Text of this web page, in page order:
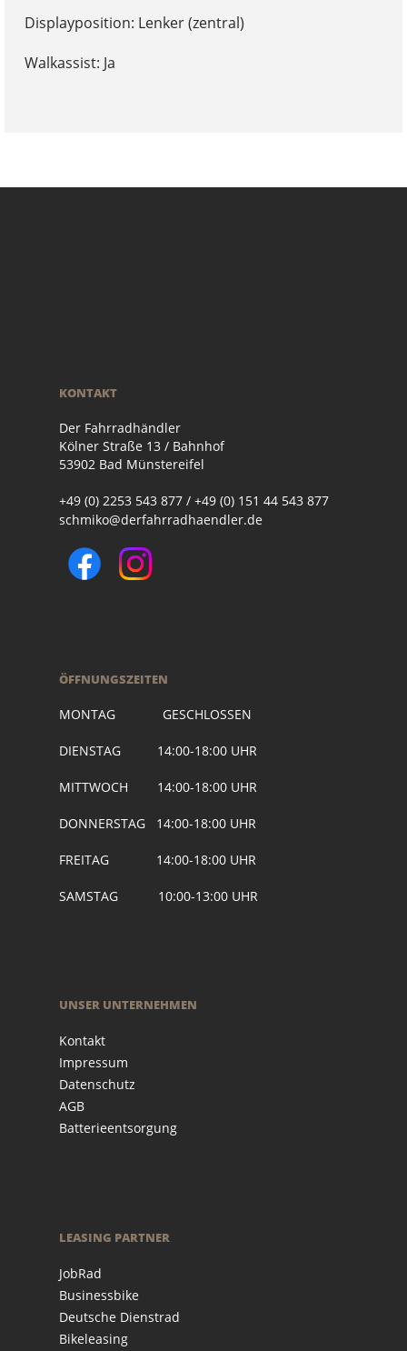
Displayposition: Lenker (zentral)
Walkassist: Ja
KONTAKT
Der Fahrradhändler
Kölner Straße 13 / Bahnhof
53902 Bad Münstereifel
+49 (0) 2253 543 877 / +49 (0) 151 44 543 877
schmiko@derfahrradhaendler.de
ÖFFNUNGSZEITEN
MONTAG GESCHLOSSEN
DIENSTAG 14:00-18:00 UHR
MITTWOCH 14:00-18:00 UHR
DONNERSTAG 14:00-18:00 UHR
FREITAG 14:00-18:00 UHR
SAMSTAG 10:00-13:00 UHR
UNSER UNTERNEHMEN
Kontakt
Impressum
Datenschutz
AGB
Batterieentsorgung
LEASING PARTNER
JobRad
Businessbike
Deutsche Dienstrad
Bikeleasing